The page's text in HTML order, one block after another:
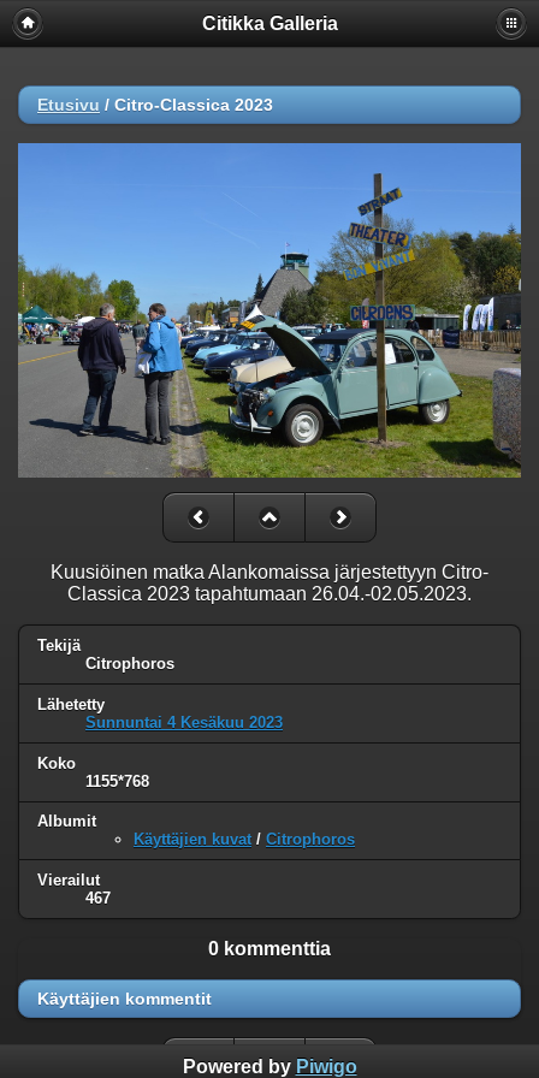
Citikka Galleria
Etusivu / Citro-Classica 2023
Kuusiöinen matka Alankomaissa järjestettyyn Citro-
Classica 2023 tapahtumaan 26.04.-02.05.2023.
Tekijä
Citrophoros
Lähetetty
Sunnuntai 4 Kesäkuu 2023
Koko
1155*768
Albumit
Käyttäjien kuvat / Citrophoros
Vierailut
467
0 kommenttia
Käyttäjien kommentit
Powered by Piwigo